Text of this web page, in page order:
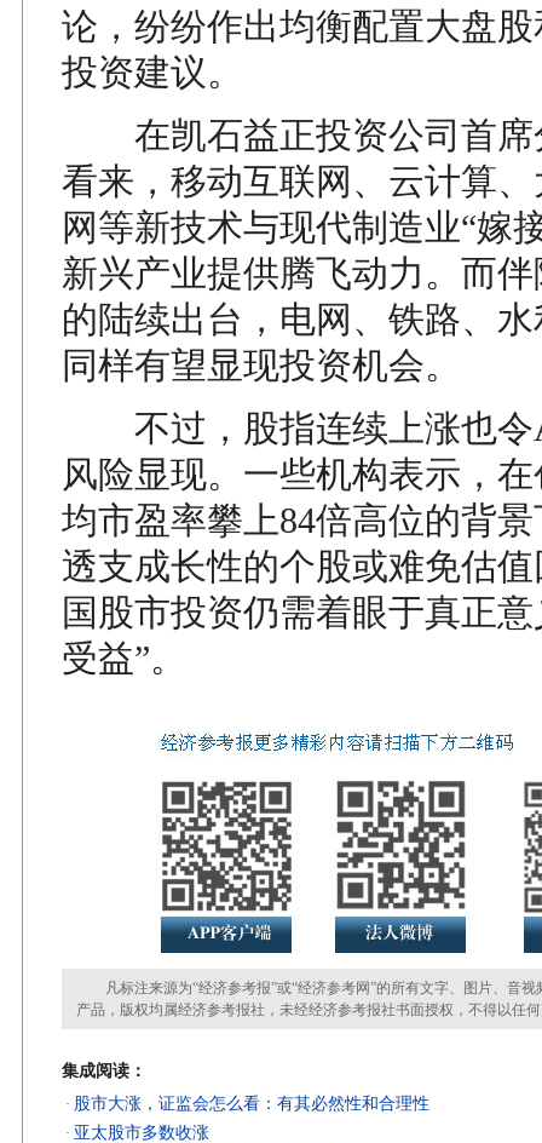
论，纷纷作出均衡配置大盘
投资建议。
在凯石益正投资公司首席
看来，移动互联网、云计算
网等新技术与现代制造业“嫁
新兴产业提供腾飞动力。而
的陆续出台，电网、铁路、
同样有望显现投资机会。
不过，股指连续上涨也令
风险显现。一些机构表示，
均市盈率攀上84倍高位的背
透支成长性的个股或难免估
国股市投资仍需着眼于真正
受益”。
凡标注来源为“经济参考报”或“经济参考网”的所有文字、图片、音视
产品，版权均属经济参考报社，未经经济参考报社书面授权，不得以任
集成阅读：
· 股市大涨，证监会怎么看：有其必然性和合理性
· 亚太股市多数收涨